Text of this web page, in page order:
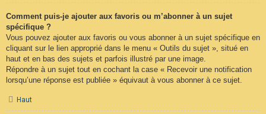
Comment puis-je ajouter aux favoris ou m’abonner à un sujet
spécifique ?
Vous pouvez ajouter aux favoris ou vous abonner à un sujet spécifique en
cliquant sur le lien approprié dans le menu « Outils du sujet », situé en
haut et en bas des sujets et parfois illustré par une image.
Répondre à un sujet tout en cochant la case « Recevoir une notification
lorsqu’une réponse est publiée » équivaut à vous abonner à ce sujet.
Haut